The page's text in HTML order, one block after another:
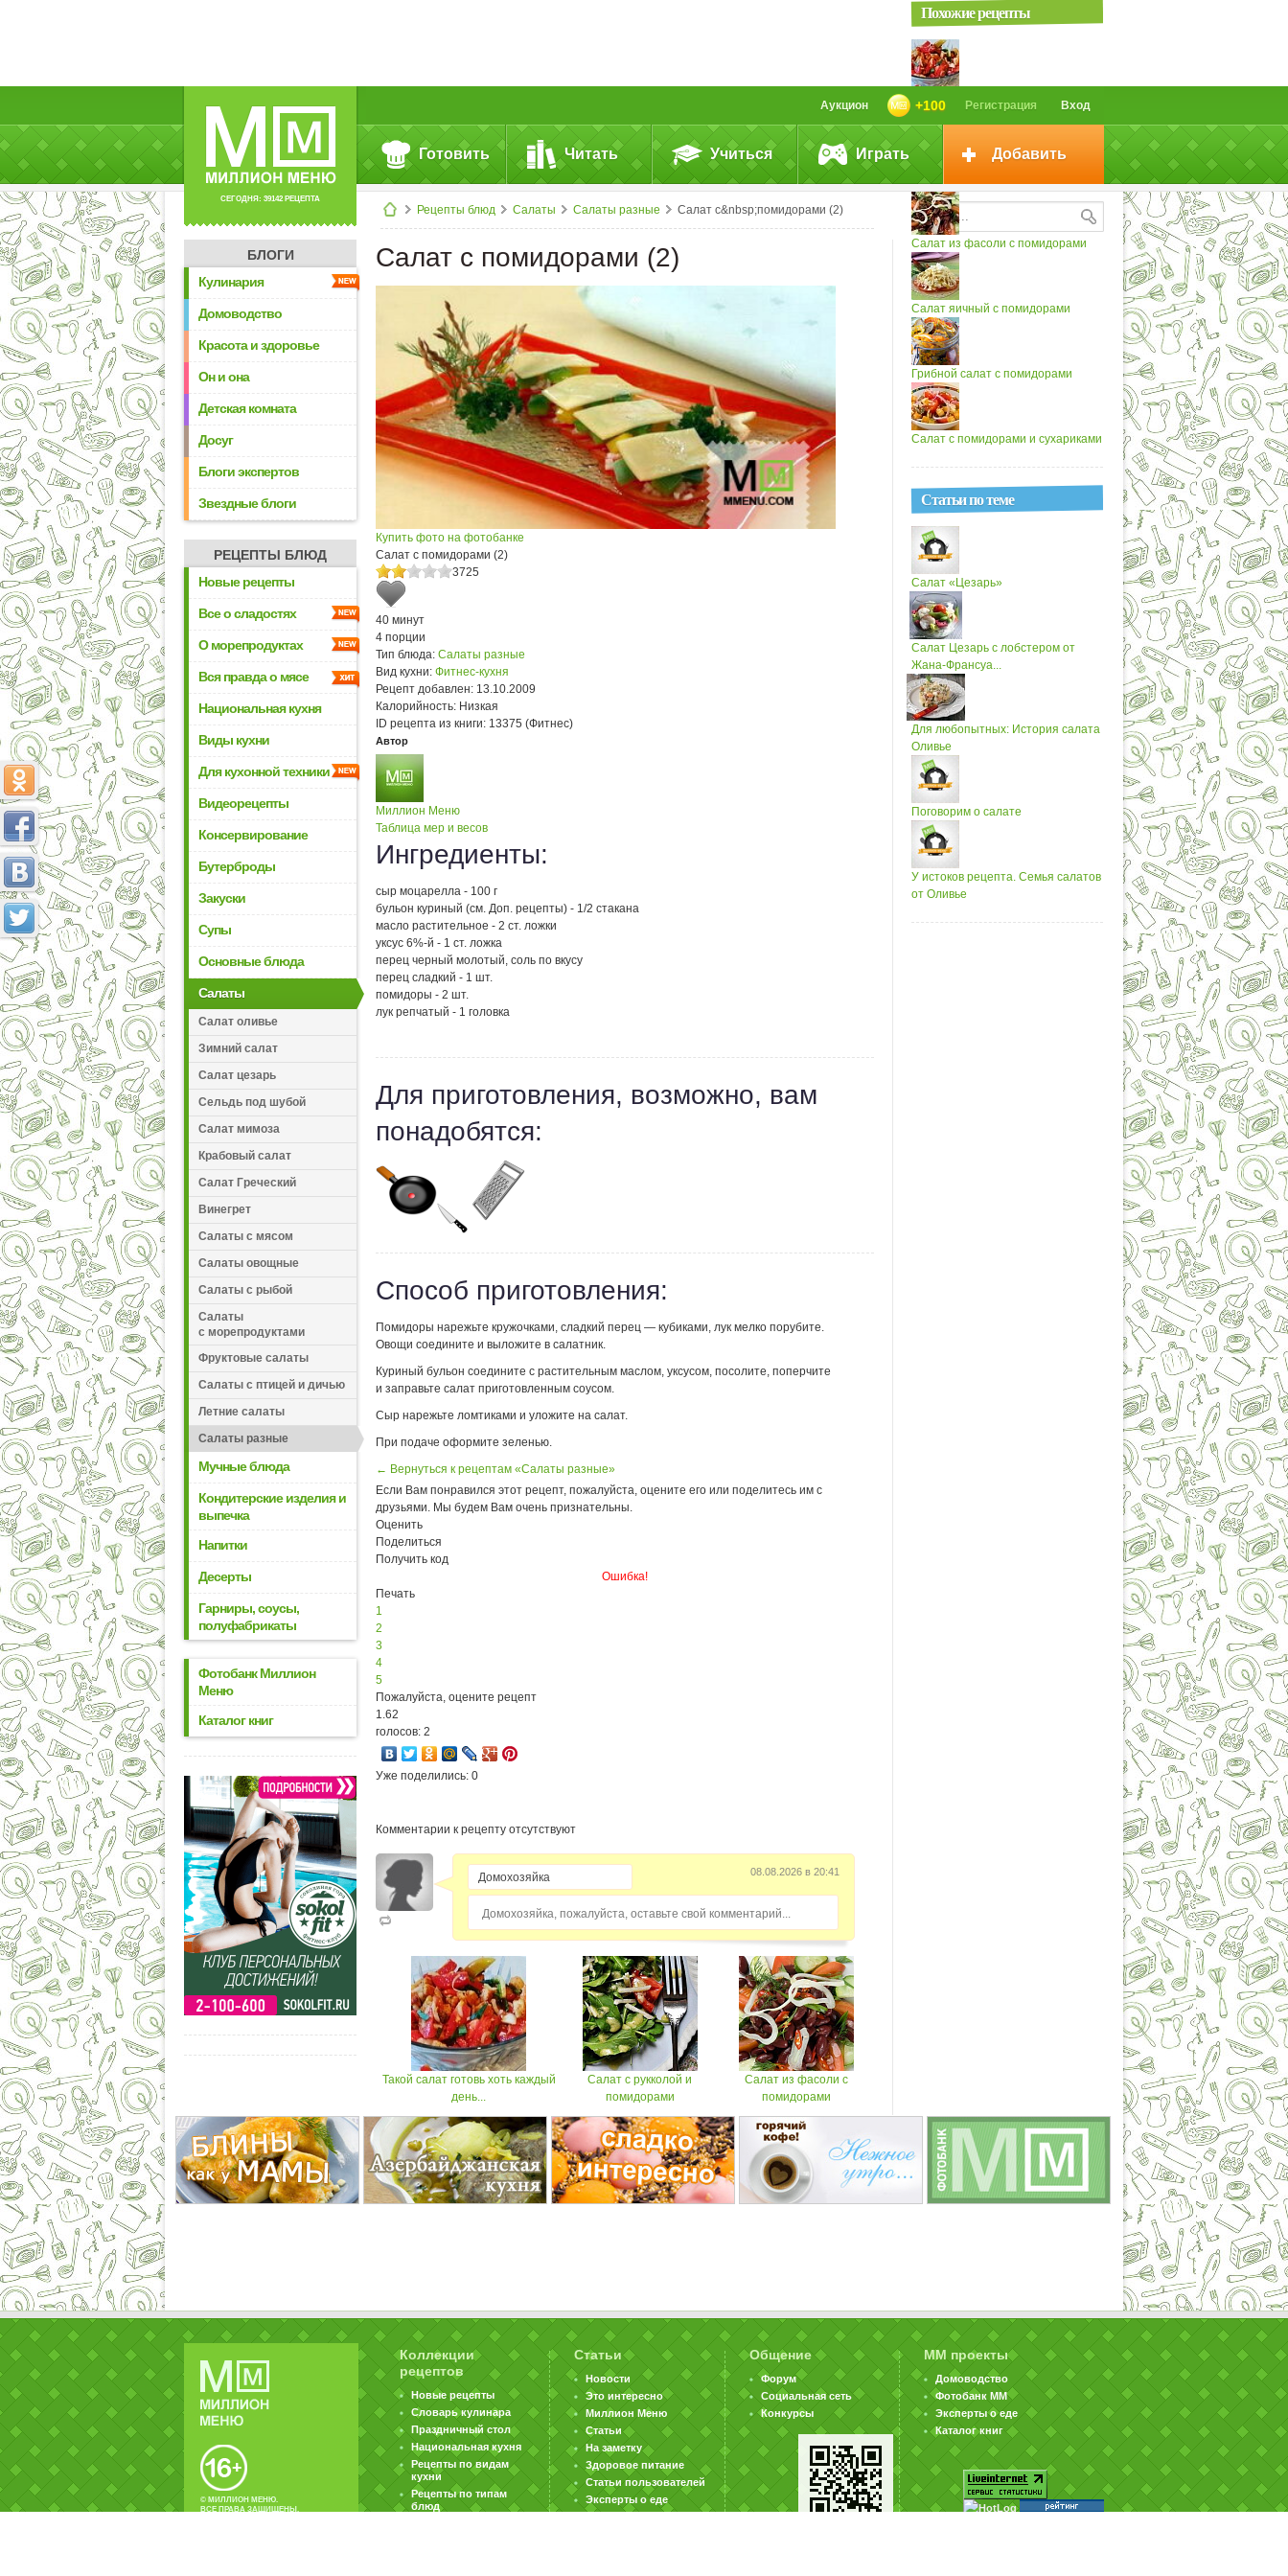
СЕГОДНЯ: 39142 РЕЦЕПТА
Вход
Регистрация
+100
Аукцион
Готовить Читать Учиться Играть Добавить
Рецепты блюд Салаты Салаты разные Салат с&nbsp;помидорами (2)
БЛОГИ
Кулинария
Домоводство
Красота и здоровье
Он и она
Детская комната
Досуг
Блоги экспертов
Звездные блоги
РЕЦЕПТЫ БЛЮД
Новые рецепты
Все о сладостях
О морепродуктах
Вся правда о мясе
Национальная кухня
Виды кухни
Для кухонной техники
Видеорецепты
Консервирование
Бутерброды
Закуски
Супы
Основные блюда
Салаты
Салат оливье
Зимний салат
Салат цезарь
Сельдь под шубой
Салат мимоза
Крабовый салат
Салат Греческий
Винегрет
Салаты с мясом
Салаты овощные
Салаты с рыбой
Салаты
с морепродуктами
Фруктовые салаты
Салаты с птицей и дичью
Летние салаты
Салаты разные
Мучные блюда
Кондитерские изделия и
выпечка
Напитки
Десерты
Гарниры, соусы,
полуфабрикаты
Фотобанк Миллион
Меню
Каталог книг
Салат с помидорами (2)
Купить фото на фотобанке
Салат с помидорами (2)
3725
40 минут
4 порции
Тип блюда: Салаты разные
Вид кухни: Фитнес-кухня
Рецепт добавлен: 13.10.2009
Калорийность: Низкая
ID рецепта из книги: 13375 (Фитнес)
Автор
Миллион Меню
Таблица мер и весов
Ингредиенты:
сыр моцарелла - 100 г
бульон куриный (см. Доп. рецепты) - 1/2 стакана
масло растительное - 2 ст. ложки
уксус 6%-й - 1 ст. ложка
перец черный молотый, соль по вкусу
перец сладкий - 1 шт.
помидоры - 2 шт.
лук репчатый - 1 головка
Для приготовления, возможно, вам
понадобятся:
Способ приготовления:
Помидоры нарежьте кружочками, сладкий перец — кубиками, лук мелко порубите.
Овощи соедините и выложите в салатник.
Куриный бульон соедините с растительным маслом, уксусом, посолите, поперчите
и заправьте салат приготовленным соусом.
Сыр нарежьте ломтиками и уложите на салат.
При подаче оформите зеленью.
← Вернуться к рецептам «Салаты разные»
Если Вам понравился этот рецепт, пожалуйста, оцените его или поделитесь им с
друзьями. Мы будем Вам очень признательны.
Оценить
Поделиться
Получить код
Ошибка!
Печать
1
2
3
4
5
Пожалуйста, оцените рецепт
1.62
голосов: 2
Уже поделились: 0
Комментарии к рецепту отсутствуют
08.08.2026 в 20:41
Домохозяйка, пожалуйста, оставьте свой комментарий...
Такой салат готовь хоть каждый
день...
Салат с рукколой и
помидорами
Салат из фасоли с
помидорами
Похожие рецепты
день...
Салат с рукколой и помидорами
Салат из фасоли с помидорами
Салат яичный с помидорами
Грибной салат с помидорами
Салат с помидорами и сухариками
Статьи по теме
Салат «Цезарь»
Салат Цезарь с лобстером от
Жана-Франсуа...
Для любопытных: История салата
Оливье
Поговорим о салате
У истоков рецепта. Семья салатов
от Оливье
© МИЛЛИОН МЕНЮ.
ВСЕ ПРАВА ЗАЩИЩЕНЫ.
Коллекции
рецептов
Новые рецепты
Словарь кулинара
Праздничный стол
Национальная кухня
Рецепты по видам
кухни
Рецепты по типам
блюд
Статьи
Новости
Это интересно
Миллион Меню
Статьи
На заметку
Здоровое питание
Статьи пользователей
Эксперты о еде
Общение
Форум
Социальная сеть
Конкурсы
ММ проекты
Домоводство
Фотобанк ММ
Эксперты о еде
Каталог книг